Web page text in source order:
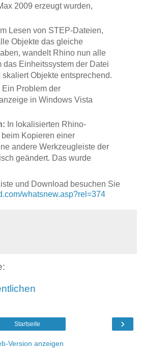
2009 erzeugt wurden,
Lesen von STEP-Dateien,
Objekte das gleiche
wandelt Rhino nun alle
das Einheitssystem der Datei
Objekte entsprechend.
Ein Problem der
in Windows Vista
In lokalisierten Rhino-
Kopieren einer
andere Werkzeugleiste der
geändert. Das wurde
und Download besuchen Sie
whatsnew.asp?rel=374
›
Startseite
Version anzeigen